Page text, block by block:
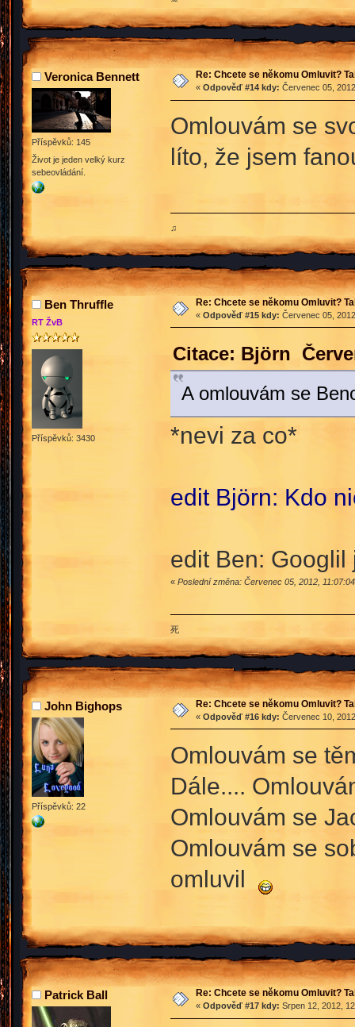
Veronica Bennett
Příspěvků: 145
Život je jeden velký kurz
sebeovládání.
Re: Chcete se někomu Omluvit?
« Odpověď #14 kdy: Červenec 05,
Omlouvám se
líto, že jsem
♫
Ben Thruffle
RT ŽvB
Příspěvků: 3430
Re: Chcete se někomu Omluvit?
« Odpověď #15 kdy: Červenec 05,
Citace: Björn
A omlouvám se
*nevi za co*
edit Björn: Kdo
edit Ben:
« Poslední změna: Červenec 05, 2012,
死
John Bighops
Příspěvků: 22
Re: Chcete se někomu Omluvit?
« Odpověď #16 kdy: Červenec 10,
Omlouvám se
Dále....
Omlouvám se
Omlouvám se
omluvil
Patrick Ball Re: Chcete se někomu Omluvit?
« Odpověď #17 kdy: Srpen 12, 2012,